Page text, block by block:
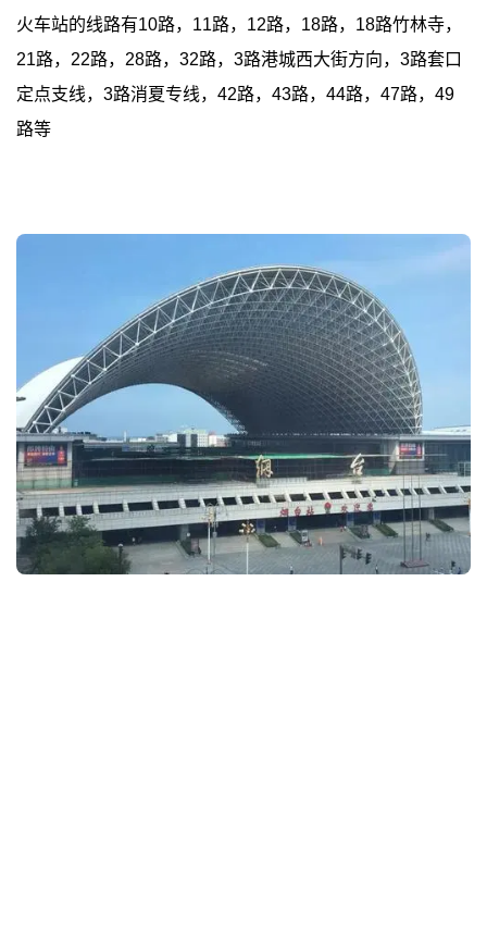
火车站的线路有10路，11路，12路，18路，18路竹林寺，
21路，22路，28路，32路，3路港城西大街方向，3路套口
定点支线，3路消夏专线，42路，43路，44路，47路，49
路等